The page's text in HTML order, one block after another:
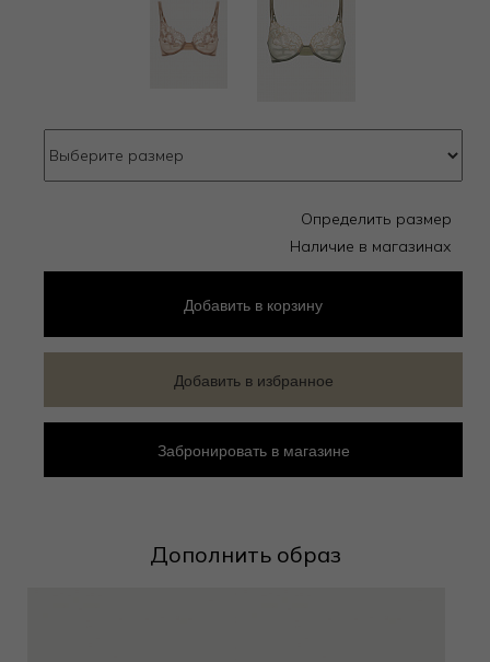
Дополнить образ
Определить размер
Наличие в магазинах
Добавить в корзину
Добавить в избранное
Забронировать в магазине